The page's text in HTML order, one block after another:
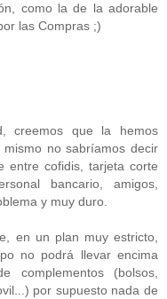
como la de la adorable
las Compras ;)
creemos que la hemos
no sabríamos decir
entre cofidis, tarjeta corte
bancario, amigos,
y muy duro.
en un plan muy estricto,
no podrá llevar encima
(bolsos,
por supuesto nada de